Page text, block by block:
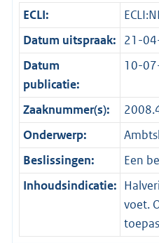
ECLI:
Datum uitspraak: 21-
Datum
publicatie:
10-
Zaaknummer(s):
Onderwerp:
Beslissingen:
Een
Inhoudsindicatie:
voet.